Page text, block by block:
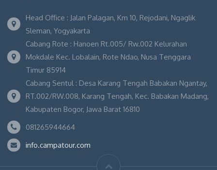
Head Office : Jalan Palagan, Km 10, Rejodani, Ngaglik
Sleman, Yogyakarta
Cabang Rote : Hanoen Rt.005/ Rw.002 Kelurahan
Mokdale Kec. Lobalain, Rote Ndao, Nusa Tenggara
Timur 85914
Cabang Sentul : Desa Karang Tengah Babakan Ngantay,
RT.002/RW.008, Karang Tengah, Kec. Babakan Madang,
Kabupaten Bogor, Jawa Barat 16810
081265944664
info.campatour.com